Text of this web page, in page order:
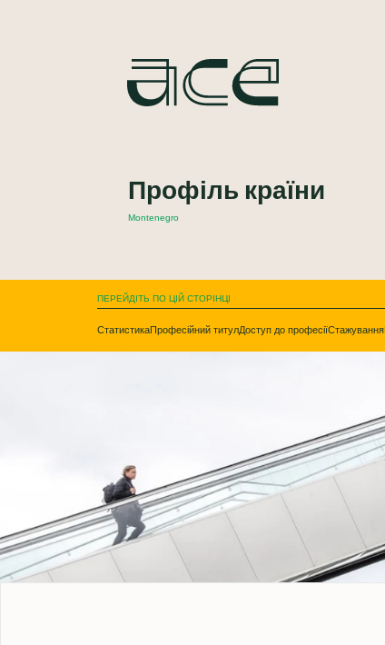
Профіль країни
Montenegro
ПЕРЕЙДІТЬ ПО ЦІЙ СТОРІНЦІ
Статистика Професійний титулДоступ до професіїСтажування